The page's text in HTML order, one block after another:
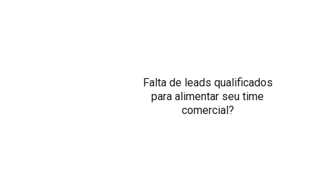
Falta de leads qualificados
para alimentar seu time
comercial?